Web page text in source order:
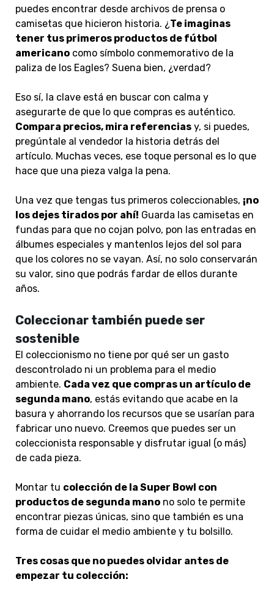
puedes encontrar desde archivos de prensa o
camisetas que hicieron historia. ¿ Te imaginas
tener tus primeros productos de fútbol
americano como símbolo conmemorativo de la
paliza de los Eagles? Suena bien, ¿verdad?
Eso sí, la clave está en buscar con calma y
asegurarte de que lo que compras es auténtico.
Compara precios, mira referencias y, si puedes,
pregúntale al vendedor la historia detrás del
artículo. Muchas veces, ese toque personal es lo que
hace que una pieza valga la pena.
Una vez que tengas tus primeros coleccionables, ¡no
los dejes tirados por ahí! Guarda las camisetas en
fundas para que no cojan polvo, pon las entradas en
álbumes especiales y mantenlos lejos del sol para
que los colores no se vayan. Así, no solo conservarán
su valor, sino que podrás fardar de ellos durante
años.
Coleccionar también puede ser
sostenible
El coleccionismo no tiene por qué ser un gasto
descontrolado ni un problema para el medio
ambiente. Cada vez que compras un artículo de
segunda mano, estás evitando que acabe en la
basura y ahorrando los recursos que se usarían para
fabricar uno nuevo. Creemos que puedes ser un
coleccionista responsable y disfrutar igual (o más)
de cada pieza.
Montar tu colección de la Super Bowl con
productos de segunda mano no solo te permite
encontrar piezas únicas, sino que también es una
forma de cuidar el medio ambiente y tu bolsillo.
Tres cosas que no puedes olvidar antes de
empezar tu colección: